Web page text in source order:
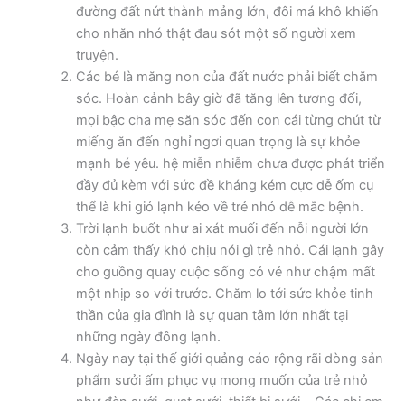
đường đất nứt thành mảng lớn, đôi má khô khiến
cho nhăn nhó thật đau sót một số người xem
truyện.
Các bé là măng non của đất nước phải biết chăm
sóc. Hoàn cảnh bây giờ đã tăng lên tương đối,
mọi bậc cha mẹ săn sóc đến con cái từng chút từ
miếng ăn đến nghỉ ngơi quan trọng là sự khỏe
mạnh bé yêu. hệ miễn nhiễm chưa được phát triển
đầy đủ kèm với sức đề kháng kém cực dễ ốm cụ
thể là khi gió lạnh kéo về trẻ nhỏ dễ mắc bệnh.
Trời lạnh buốt như ai xát muối đến nỗi người lớn
còn cảm thấy khó chịu nói gì trẻ nhỏ. Cái lạnh gây
cho guồng quay cuộc sống có vẻ như chậm mất
một nhịp so với trước. Chăm lo tới sức khỏe tinh
thần của gia đình là sự quan tâm lớn nhất tại
những ngày đông lạnh.
Ngày nay tại thế giới quảng cáo rộng rãi dòng sản
phẩm sưởi ấm phục vụ mong muốn của trẻ nhỏ